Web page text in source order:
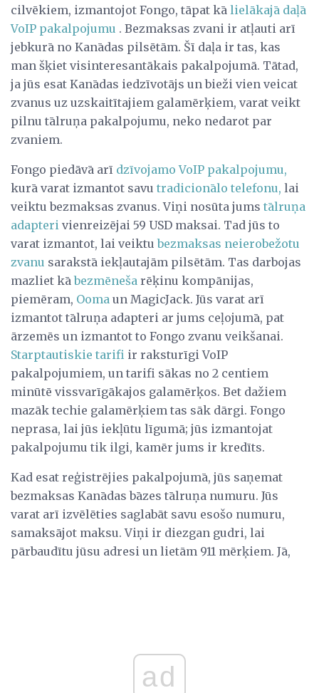
cilvēkiem, izmantojot Fongo, tāpat kā lielākajā daļā
VoIP pakalpojumu . Bezmaksas zvani ir atļauti arī
jebkurā no Kanādas pilsētām. Šī daļa ir tas, kas
man šķiet visinteresantākais pakalpojumā. Tātad,
ja jūs esat Kanādas iedzīvotājs un bieži vien veicat
zvanus uz uzskaitītajiem galamērķiem, varat veikt
pilnu tālruņa pakalpojumu, neko nedarot par
zvaniem.
Fongo piedāvā arī dzīvojamo VoIP pakalpojumu,
kurā varat izmantot savu tradicionālo telefonu, lai
veiktu bezmaksas zvanus. Viņi nosūta jums tālruņa
adapteri vienreizējai 59 USD maksai. Tad jūs to
varat izmantot, lai veiktubezmaksas neierobežotu
zvanu sarakstā iekļautajām pilsētām. Tas darbojas
mazliet kābezmēneša rēķinu kompānijas,
piemēram, Ooma un MagicJack. Jūs varat arī
izmantot tālruņa adapteri ar jums ceļojumā, pat
ārzemēs un izmantot to Fongo zvanu veikšanai.
Starptautiskie tarifi ir raksturīgi VoIP
pakalpojumiem, un tarifi sākas no 2 centiem
minūtē vissvarīgākajos galamērķos. Bet dažiem
mazāk techie galamērķiem tas sāk dārgi. Fongo
neprasa, lai jūs iekļūtu līgumā; jūs izmantojat
pakalpojumu tik ilgi, kamēr jums ir kredīts.
Kad esat reģistrējies pakalpojumā, jūs saņemat
bezmaksas Kanādas bāzes tālruņa numuru. Jūs
varat arī izvēlēties saglabāt savu esošo numuru,
samaksājot maksu. Viņi ir diezgan gudri, lai
pārbaudītu jūsu adresi un lietām 911 mērķiem. Jā,
ad